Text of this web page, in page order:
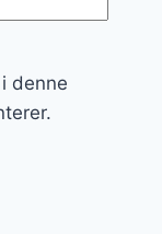
denne